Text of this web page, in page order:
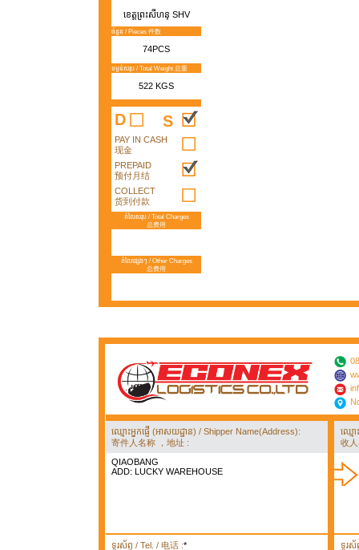
ខេត្តព្រះសីហនុ SHV
ចំនួន / Pieces 件数
74PCS
ទម្ងន់សរុប / Total Weight 总重
522 KGS
D S
PAY IN CASH
现金
PREPAID
预付月结
COLLECT
货到付款
តំលៃសរុប / Total Charges
总费用
តំលៃផ្សេងៗ / Other Charges
总费用
ឈ្មោះអ្នកផ្ញើ (អាសយដ្ឋាន) / Shipper Name(Address):
寄件人名称 ，地址 :
QIAOBANG
ADD: LUCKY WAREHOUSE
ឈ្មោ
收
ទូរស័ព្ទ / Tel. / 电话 :* ទូរស័